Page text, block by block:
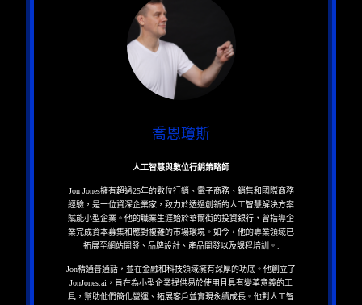
喬恩瓊斯
人工智慧與數位行銷策略師
Jon Jones擁有超過25年的數位行銷、電子商務、銷售和國際商務
經驗，是一位資深企業家，致力於透過創新的人工智慧解決方案
賦能小型企業。他的職業生涯始於華爾街的投資銀行，曾指導企
業完成資本募集和應對複雜的市場環境。如今，他的專業領域已
拓展至網站開發、品牌設計、產品開發以及課程培訓。.
Jon精通普通話，並在金融和科技領域擁有深厚的功底。他創立了
JonJones.ai，旨在為小型企業提供易於使用且具有變革意義的工
具，幫助他們簡化營運、拓展客戶並實現永續成長。他對人工智